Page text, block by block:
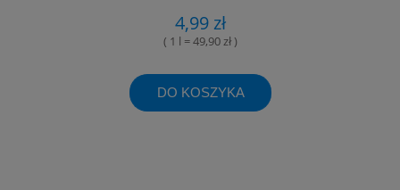
4,99 zł
( 1 l = 49,90 zł )
DO KOSZYKA